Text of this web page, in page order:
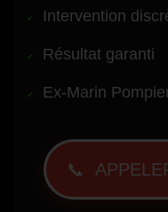
Intervention
Résultat garanti
Ex-Marin
📞